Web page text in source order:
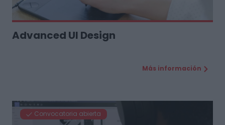
Advanced UI Design
Más información
Convocatoria abierta